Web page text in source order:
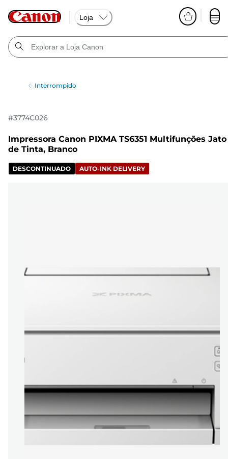
Loja
Interrompido
#3774C026
Impressora Canon PIXMA TS6351 Multifunções Jato
de Tinta, Branco
DESCONTINUADO AUTO-INK DELIVERY